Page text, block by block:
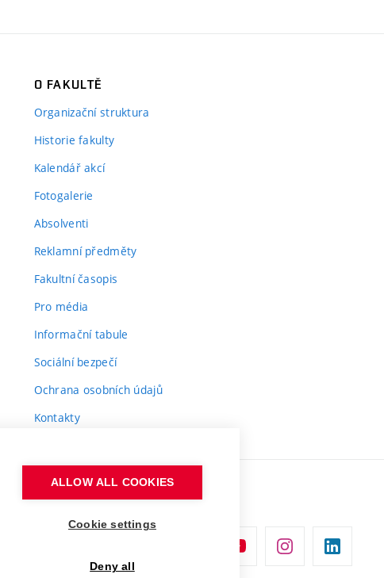
O FAKULTĚ
Organizační struktura
Historie fakulty
Kalendář akcí
Fotogalerie
Absolventi
Reklamní předměty
Fakultní časopis
Pro média
Informační tabule
Sociální bezpečí
Ochrana osobních údajů
Kontakty
ALLOW ALL COOKIES
Cookie settings
Deny all